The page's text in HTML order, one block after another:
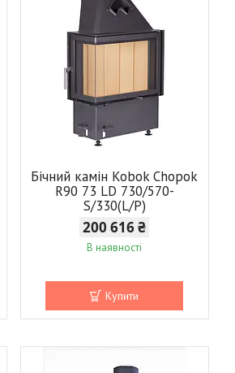
Бічний камін Kobok Chopok
R90 73 LD 730/570-
S/330(L/P)
200 616 ₴
В наявності
Купити